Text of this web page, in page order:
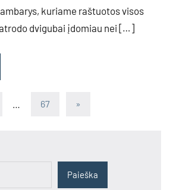
kuriame raštuotos visos
dvigubai įdomiau nei […]
67
Next
»
Paieška